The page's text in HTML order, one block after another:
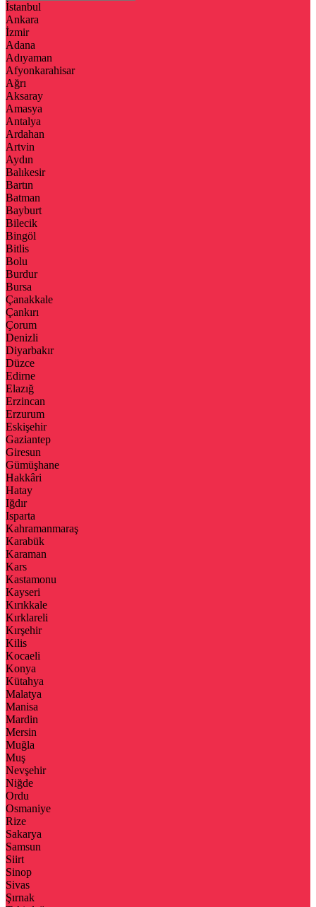
İstanbul
Ankara
İzmir
Adana
Adıyaman
Afyonkarahisar
Ağrı
Aksaray
Amasya
Antalya
Ardahan
Artvin
Aydın
Balıkesir
Bartın
Batman
Bayburt
Bilecik
Bingöl
Bitlis
Bolu
Burdur
Bursa
Çanakkale
Çankırı
Çorum
Denizli
Diyarbakır
Düzce
Edirne
Elazığ
Erzincan
Erzurum
Eskişehir
Gaziantep
Giresun
Gümüşhane
Hakkâri
Hatay
Iğdır
Isparta
Kahramanmaraş
Karabük
Karaman
Kars
Kastamonu
Kayseri
Kırıkkale
Kırklareli
Kırşehir
Kilis
Kocaeli
Konya
Kütahya
Malatya
Manisa
Mardin
Mersin
Muğla
Muş
Nevşehir
Niğde
Ordu
Osmaniye
Rize
Sakarya
Samsun
Siirt
Sinop
Sivas
Şırnak